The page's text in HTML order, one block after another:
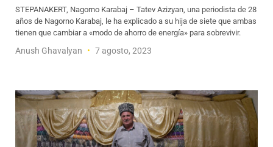
STEPANAKERT, Nagorno Karabaj – Tatev Azizyan, una periodista de 28
años de Nagorno Karabaj, le ha explicado a su hija de siete que ambas
tienen que cambiar a «modo de ahorro de energía» para sobrevivir.
Anush Ghavalyan 7 agosto, 2023